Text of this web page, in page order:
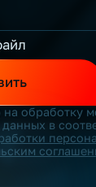
на обработку
в